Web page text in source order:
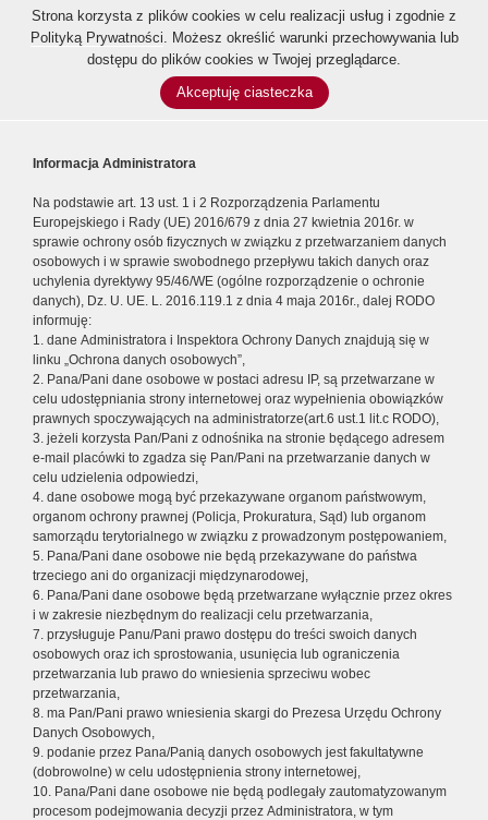
Strona korzysta z plików cookies w celu realizacji usług i zgodnie z
Polityką Prywatności. Możesz określić warunki przechowywania lub
dostępu do plików cookies w Twojej przeglądarce.
Akceptuję ciasteczka
Informacja Administratora
Na podstawie art. 13 ust. 1 i 2 Rozporządzenia Parlamentu
Europejskiego i Rady (UE) 2016/679 z dnia 27 kwietnia 2016r. w
sprawie ochrony osób fizycznych w związku z przetwarzaniem danych
osobowych i w sprawie swobodnego przepływu takich danych oraz
uchylenia dyrektywy 95/46/WE (ogólne rozporządzenie o ochronie
danych), Dz. U. UE. L. 2016.119.1 z dnia 4 maja 2016r., dalej RODO
informuję:
1. dane Administratora i Inspektora Ochrony Danych znajdują się w
linku „Ochrona danych osobowych”,
2. Pana/Pani dane osobowe w postaci adresu IP, są przetwarzane w
celu udostępniania strony internetowej oraz wypełnienia obowiązków
prawnych spoczywających na administratorze(art.6 ust.1 lit.c RODO),
3. jeżeli korzysta Pan/Pani z odnośnika na stronie będącego adresem
e-mail placówki to zgadza się Pan/Pani na przetwarzanie danych w
celu udzielenia odpowiedzi,
4. dane osobowe mogą być przekazywane organom państwowym,
organom ochrony prawnej (Policja, Prokuratura, Sąd) lub organom
samorządu terytorialnego w związku z prowadzonym postępowaniem,
5. Pana/Pani dane osobowe nie będą przekazywane do państwa
trzeciego ani do organizacji międzynarodowej,
6. Pana/Pani dane osobowe będą przetwarzane wyłącznie przez okres
i w zakresie niezbędnym do realizacji celu przetwarzania,
7. przysługuje Panu/Pani prawo dostępu do treści swoich danych
osobowych oraz ich sprostowania, usunięcia lub ograniczenia
przetwarzania lub prawo do wniesienia sprzeciwu wobec
przetwarzania,
8. ma Pan/Pani prawo wniesienia skargi do Prezesa Urzędu Ochrony
Danych Osobowych,
9. podanie przez Pana/Panią danych osobowych jest fakultatywne
(dobrowolne) w celu udostępnienia strony internetowej,
10. Pana/Pani dane osobowe nie będą podlegały zautomatyzowanym
procesom podejmowania decyzji przez Administratora, w tym